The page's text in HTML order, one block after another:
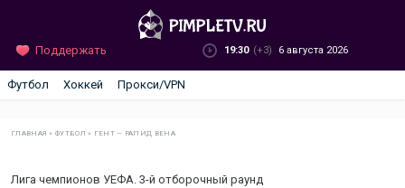
Поддержать 19:30 (+3) 6 августа 2026
Футбол Хоккей Прокси/VPN
ГЛАВНАЯ »ФУТБОЛ » ГЕНТ — РАПИД ВЕНА
Лига чемпионов УЕФА. 3-й отборочный раунд